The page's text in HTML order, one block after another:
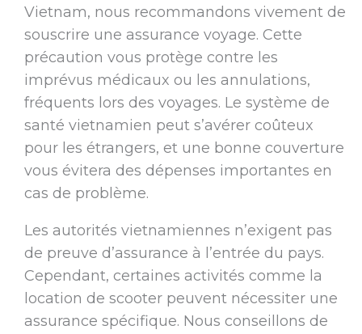
Vietnam, nous recommandons vivement de
souscrire une assurance voyage. Cette
précaution vous protège contre les
imprévus médicaux ou les annulations,
fréquents lors des voyages. Le système de
santé vietnamien peut s’avérer coûteux
pour les étrangers, et une bonne couverture
vous évitera des dépenses importantes en
cas de problème.
Les autorités vietnamiennes n’exigent pas
de preuve d’assurance à l’entrée du pays.
Cependant, certaines activités comme la
location de scooter peuvent nécessiter une
assurance spécifique. Nous conseillons de